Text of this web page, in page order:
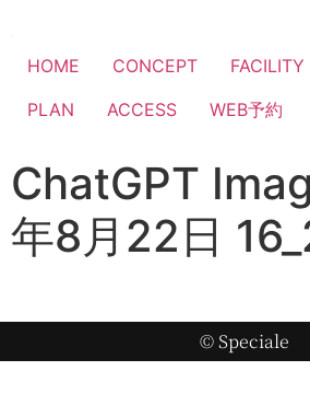
HOME CONCEPT FACILITY
PLAN
ACCESS WEB予約
ChatGPT
年8月22日
© Speciale